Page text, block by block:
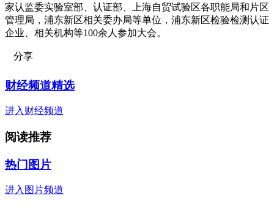
家认监委实验室部、认证部、上海自贸试验区各职能局和片区
管理局，浦东新区相关委办局等单位，浦东新区检验检测认证
企业、相关机构等100余人参加大会。
分享
财经频道精选
进入财经频道
阅读推荐
热门图片
进入图片频道